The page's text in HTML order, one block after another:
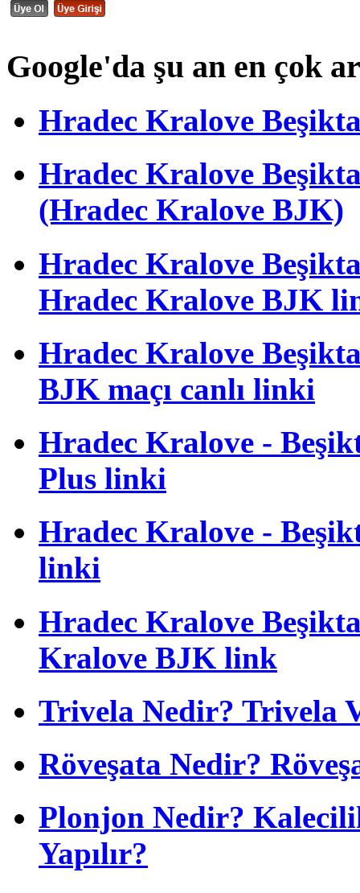
Google'da şu an en çok
Hradec Kralove
Hradec Kralove
(Hradec Kralove BJK)
Hradec Kralove
Hradec Kralove BJK
Hradec Kralove
BJK maçı canlı linki
Hradec Kralove -
Plus linki
Hradec Kralove -
linki
Hradec Kralove
Kralove BJK link
Trivela Nedir? Trivela
Röveşata Nedir?
Plonjon Nedir?
Yapılır?